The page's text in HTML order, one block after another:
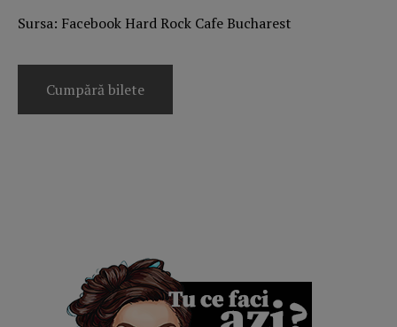
Sursa: Facebook Hard Rock Cafe Bucharest
Cumpără bilete